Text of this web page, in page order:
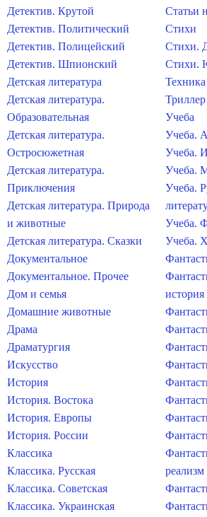
Детектив. Крутой
Детектив. Политический
Детектив. Полицейский
Детектив. Шпионский
Детская литература
Детская литература.
Образовательная
Детская литература.
Остросюжетная
Детская литература.
Приключения
Детская литература. Природа
и животные
Детская литература. Сказки
Документальное
Документальное. Прочее
Дом и семья
Домашние животные
Драма
Драматургия
Искусство
История
История. Востока
История. Европы
История. России
Классика
Классика. Русская
Классика. Советская
Классика. Украинская
Статьи
Стихи
Стихи.
Стихи.
Техника
Триллер
Учеба
Учеба.
Учеба.
Учеба.
Учеба.
Учеба.
Учеба.
история
реализм